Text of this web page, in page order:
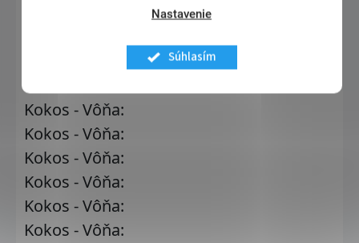
Nastavenie
Súhlasím